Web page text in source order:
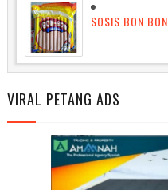
SOSIS BON BON
VIRAL PETANG ADS